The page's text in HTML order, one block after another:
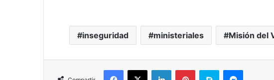
inseguridad ministeriales Misión del
Facebook
X LinkedInPinterestSkype Messenger